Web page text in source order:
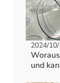
2024/
und